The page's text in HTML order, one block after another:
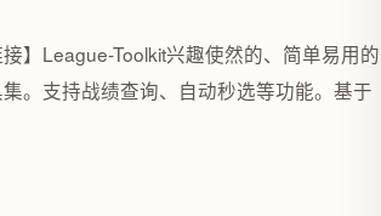
接】League-Toolkit兴趣使然的、简单易用的
。支持战绩查询、自动秒选等功能。基于